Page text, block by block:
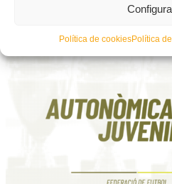
Política de cookiesPolítica